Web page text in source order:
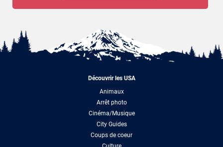
Découvrir les USA
Animaux
Arrêt photo
Cinéma/Musique
City Guides
Coups de coeur